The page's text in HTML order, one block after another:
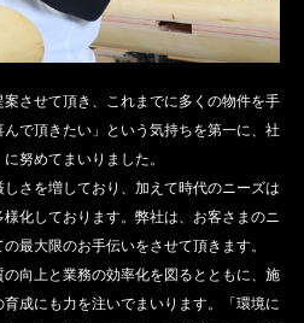
させて頂き、これまでに多くの物件を手
で頂きたい」という気持ちを第一に、社
努めてまいりました。
さを増しており、加えて時代のニーズは
化しております。弊社は、お客さまのニ
最大限のお手伝いをさせて頂きます。
向上と業務の効率化を図るとともに、施
成にも力を注いでまいります。「環境に